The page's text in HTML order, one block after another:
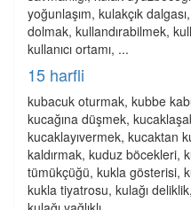
yoğunlaşım, kulakçık
dolmak, kullandırabilmek,
kullanıcı ortamı, ...
15 harfli
kubacuk oturmak, kubbe
kucağına düşmek,
kucaklayıvermek, kucaktan
kaldırmak, kuduz böcekleri,
tümükçüğü, kukla gösterisi,
kukla tiyatrosu, kulağı